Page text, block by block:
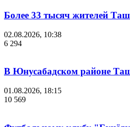
Более 33 тысяч жителей
02.08.2026, 10:38
6 294
В Юнусабадском районе
01.08.2026, 18:15
10 569